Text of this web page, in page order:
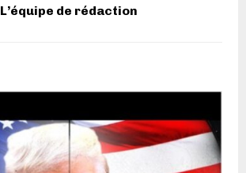
L’équipe de rédaction